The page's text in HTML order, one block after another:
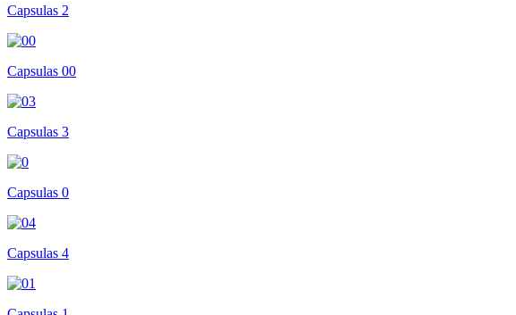
Capsulas 2
Capsulas 00
Capsulas 3
Capsulas 0
Capsulas 4